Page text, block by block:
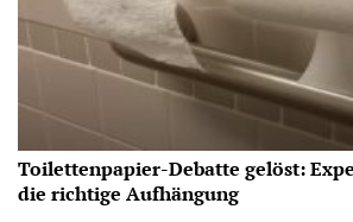
Toilettenpapier-Debatte gelöst:
die richtige Aufhängung